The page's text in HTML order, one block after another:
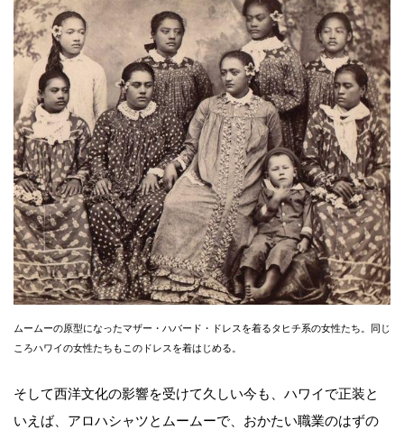
ムームーの原型になったマザー・ハバード・ドレスを着るタヒチ系の女性たち。同じ
ころハワイの女性たちもこのドレスを着はじめる。
そして西洋文化の影響を受けて久しい今も、ハワイで正装と
いえば、アロハシャツとムームーで、おかたい職業のはずの